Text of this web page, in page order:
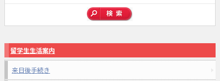
留学生生活案内
来日後手続き